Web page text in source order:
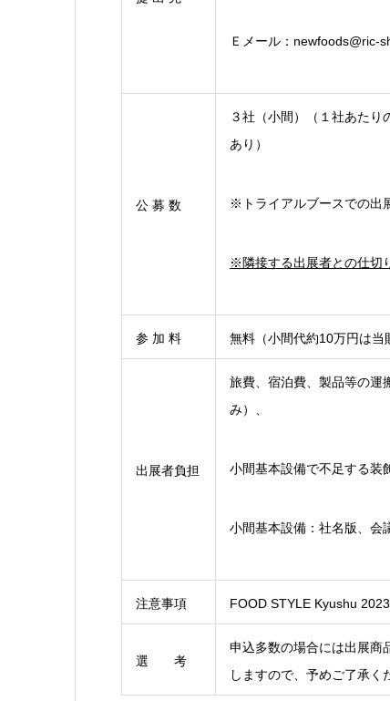
Ｅメール：
公 募 数
３社（小間）（１社あた
あり）
※トライアルブースでの出
※隣接する出展者との仕切
参 加 料 無料（小間代約10万円は当
出展者負担
旅費、宿泊費、製品等の運
み）、
小間基本設備で不足する装
小間基本設備：社名版、会
注意事項 FOOD STYLE Kyushu
選 考
申込多数の場合には出展商
しますので、予めご了承く